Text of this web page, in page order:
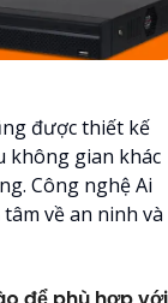
được thiết kế
không gian khác
Công nghệ Ai
về an ninh và